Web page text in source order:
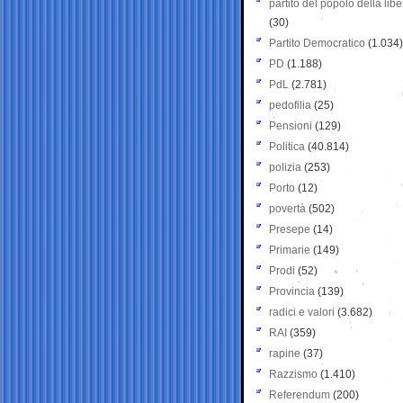
partito del popolo della
(30)
Partito Democratico (1.034)
PD (1.188)
PdL (2.781)
pedofilia (25)
Pensioni (129)
Politica (40.814)
polizia (253)
Porto (12)
povertà (502)
Presepe (14)
Primarie (149)
Prodi (52)
Provincia (139)
radici e valori (3.682)
RAI (359)
rapine (37)
Razzismo (1.410)
Referendum (200)